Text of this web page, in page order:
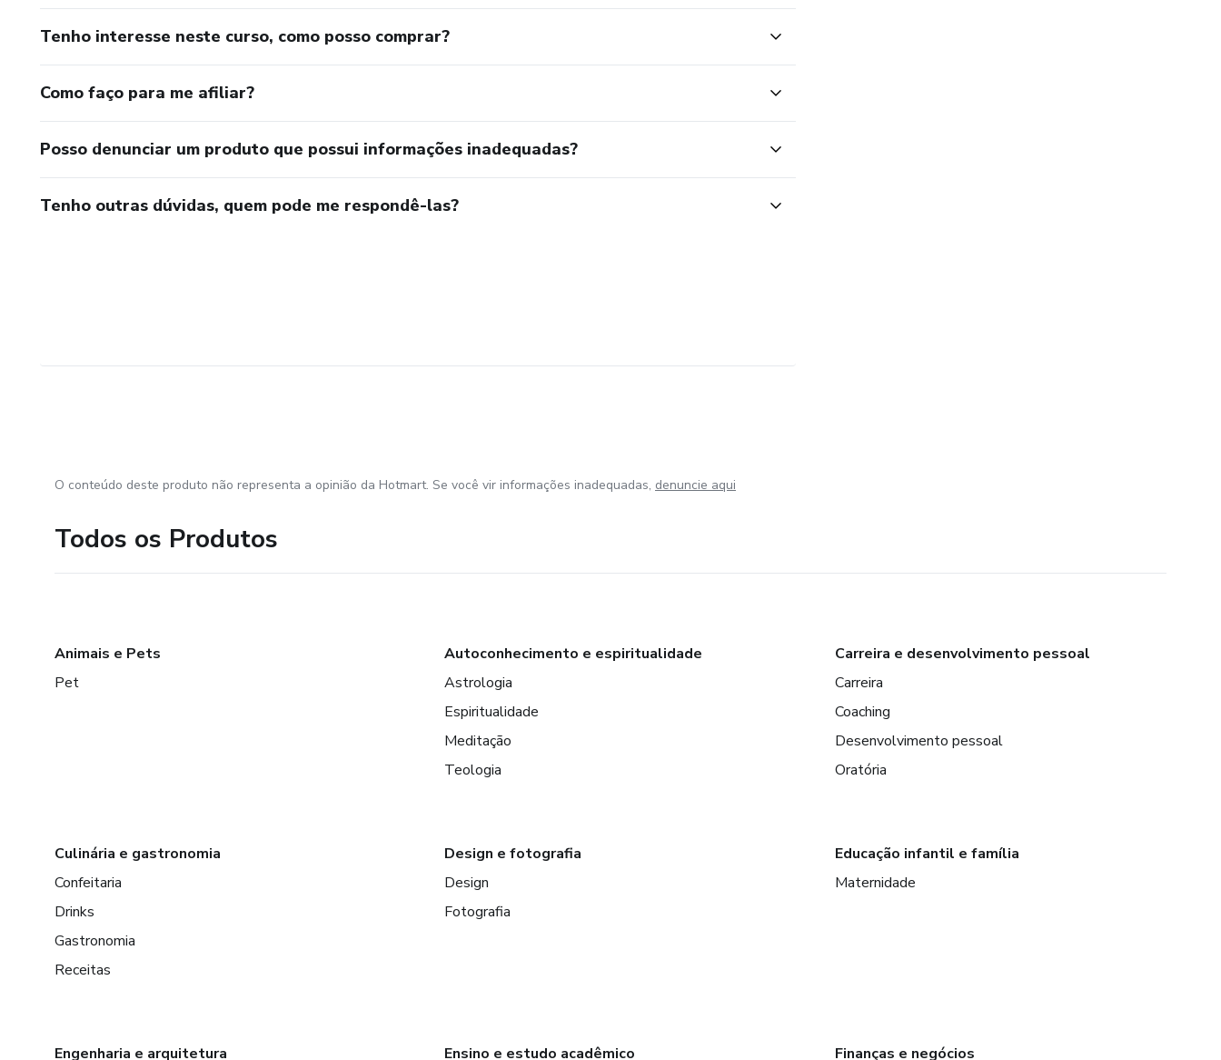
Tenho interesse neste curso, como posso comprar?
Como faço para me afiliar?
Posso denunciar um produto que possui informações inadequadas?
Tenho outras dúvidas, quem pode me respondê-las?
O conteúdo deste produto não representa a opinião da Hotmart. Se você vir informações inadequadas, denuncie aqui
Todos os Produtos
Animais e Pets
Pet
Autoconhecimento e espiritualidade
Astrologia
Espiritualidade
Meditação
Teologia
Carreira e desenvolvimento pessoal
Carreira
Coaching
Desenvolvimento pessoal
Oratória
Culinária e gastronomia
Confeitaria
Drinks
Gastronomia
Receitas
Design e fotografia
Design
Fotografia
Educação infantil e família
Maternidade
Engenharia e arquitetura Ensino e estudo acadêmico Finanças e negócios